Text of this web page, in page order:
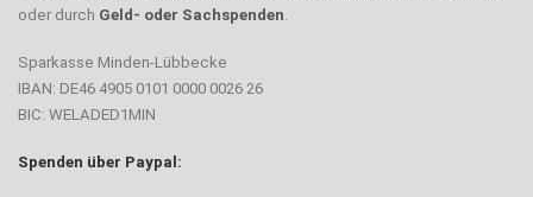
oder durch Geld- oder Sachspenden.
Sparkasse Minden-Lübbecke
IBAN: DE46 4905 0101 0000 0026 26
BIC: WELADED1MIN
Spenden über Paypal: